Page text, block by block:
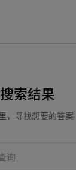
搜索结果
，寻找想要的答案